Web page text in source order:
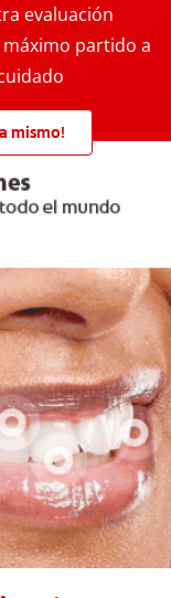
evaluación
partido a
mismo!